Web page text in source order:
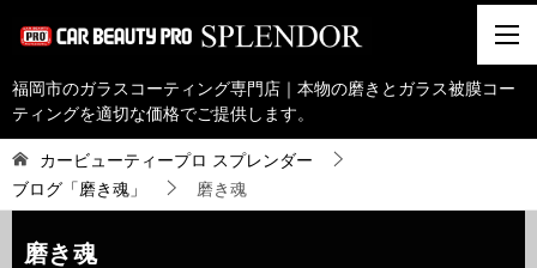
福岡市のガラスコーティング専門店｜本物の磨きとガラス被膜コー
ティングを適切な価格でご提供します。
カービューティープロ スプレンダー
ブログ「磨き魂」
磨き魂
磨き魂